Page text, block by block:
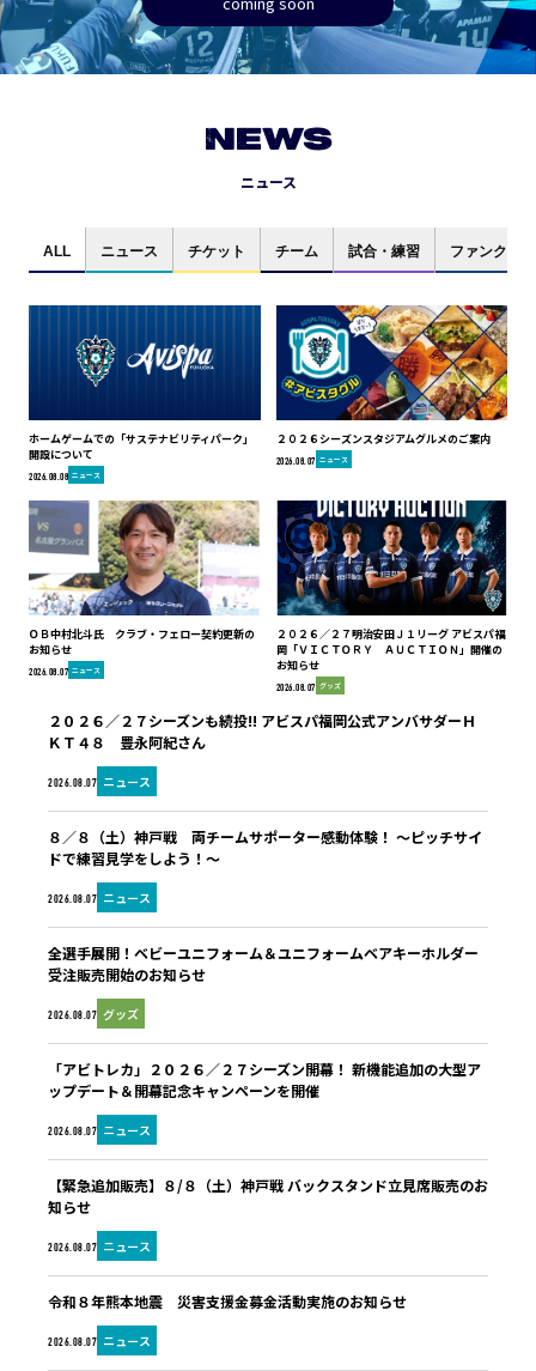
NEWS
ニュース
ALL ニュース チケット チーム 試合・練習 ファンクラブ
ホームゲームでの「サステナビリティパーク」
開設について
2026.08.08 ニュース
２０２６シーズンスタジアムグルメのご案内
2026.08.07 ニュース
ＯＢ中村北斗氏 クラブ・フェロー契約更新の
お知らせ
2026.08.07 ニュース
２０２６／２７明治安田Ｊ１リーグ アビスパ福
岡「ＶＩＣＴＯＲＹ ＡＵＣＴＩＯＮ」開催の
お知らせ
2026.08.07 グッズ
2026.08.07 ニュース
２０２６／２７シーズンも続投!! アビスパ福岡公式アンバサダーＨ
ＫＴ４８ 豊永阿紀さん
2026.08.07 ニュース
８／８（土）神戸戦 両チームサポーター感動体験！ ～ピッチサイ
ドで練習見学をしよう！～
2026.08.07 グッズ
全選手展開！ベビーユニフォーム＆ユニフォームベアキーホルダー
受注販売開始のお知らせ
2026.08.07 ニュース
「アビトレカ」２０２６／２７シーズン開幕！ 新機能追加の大型ア
ップデート＆開幕記念キャンペーンを開催
2026.08.07 ニュース
【緊急追加販売】８/８（土）神戸戦 バックスタンド立見席販売のお
知らせ
2026.08.07 ニュース
令和８年熊本地震 災害支援金募金活動実施のお知らせ